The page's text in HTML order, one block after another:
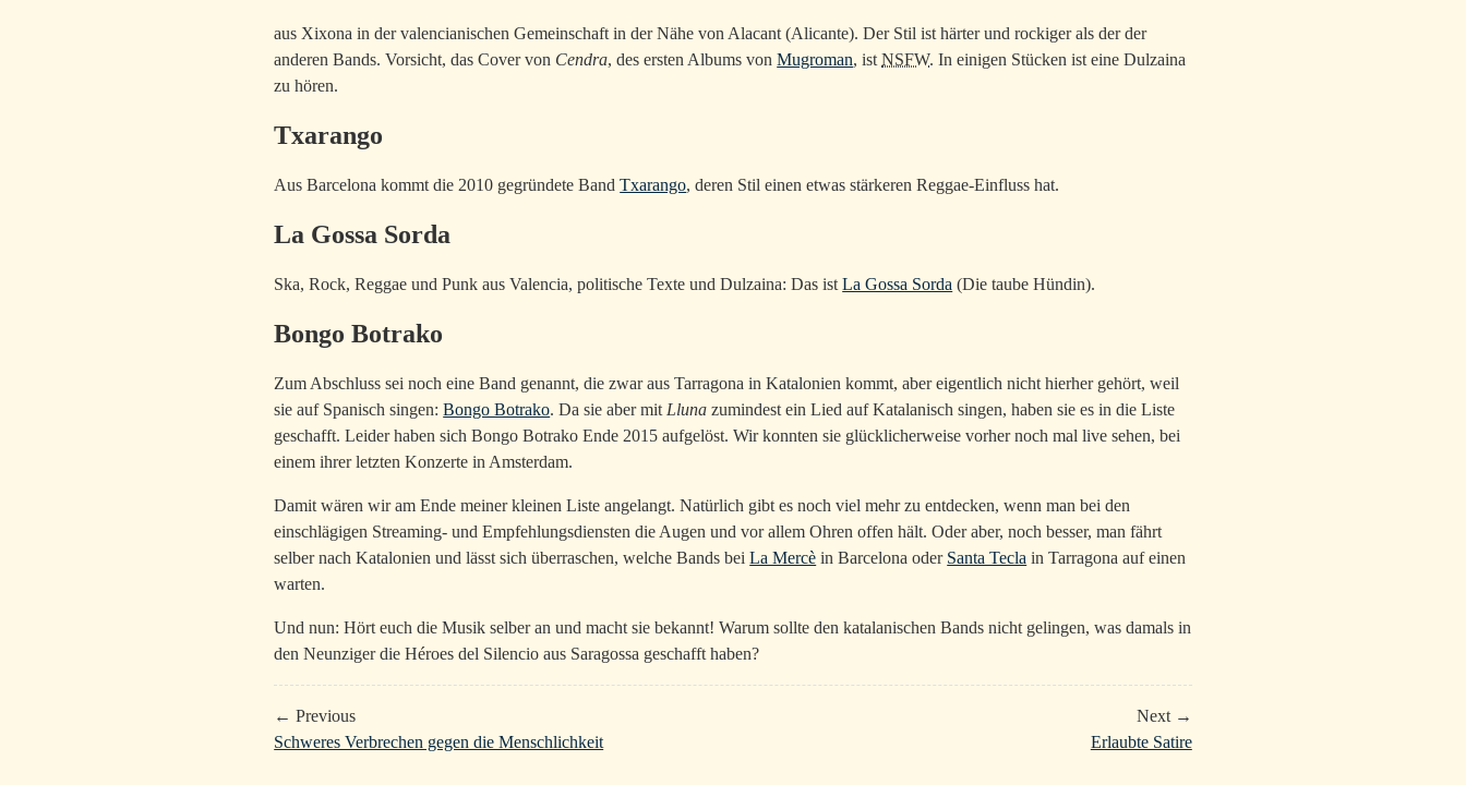
aus Xixona in der valencianischen Gemeinschaft in der Nähe von Alacant (Alicante). Der Stil ist härter und rockiger als der der
anderen Bands. Vorsicht, das Cover von Cendra, des ersten Albums vonMugroman, istNSFW. In einigen Stücken ist eine Dulzaina
zu hören.
Txarango
Aus Barcelona kommt die 2010 gegründete BandTxarango, deren Stil einen etwas stärkeren Reggae-Einfluss hat.
La Gossa Sorda
Ska, Rock, Reggae und Punk aus Valencia, politische Texte und Dulzaina: Das istLa Gossa Sorda (Die taube Hündin).
Bongo Botrako
Zum Abschluss sei noch eine Band genannt, die zwar aus Tarragona in Katalonien kommt, aber eigentlich nicht hierher gehört, weil
sie auf Spanisch singen:Bongo Botrako. Da sie aber mit Lluna zumindest ein Lied auf Katalanisch singen, haben sie es in die Liste
geschafft. Leider haben sich Bongo Botrako Ende 2015 aufgelöst. Wir konnten sie glücklicherweise vorher noch mal live sehen, bei
einem ihrer letzten Konzerte in Amsterdam.
Damit wären wir am Ende meiner kleinen Liste angelangt. Natürlich gibt es noch viel mehr zu entdecken, wenn man bei den
einschlägigen Streaming- und Empfehlungsdiensten die Augen und vor allem Ohren offen hält. Oder aber, noch besser, man fährt
selber nach Katalonien und lässt sich überraschen, welche Bands beiLa Mercè in Barcelona oder Santa Tecla in Tarragona auf einen
warten.
Und nun: Hört euch die Musik selber an und macht sie bekannt! Warum sollte den katalanischen Bands nicht gelingen, was damals in
den Neunziger die Héroes del Silencio aus Saragossa geschafft haben?
← Previous
Schweres Verbrechen gegen die Menschlichkeit
Next →
Erlaubte Satire